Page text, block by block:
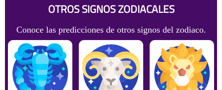
OTROS SIGNOS ZODIACALES
Conoce las predicciones de otros signos del zodiaco.